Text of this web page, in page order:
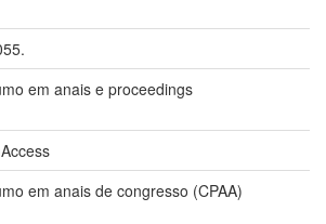
em anais e proceedings
em anais de congresso (CPAA)